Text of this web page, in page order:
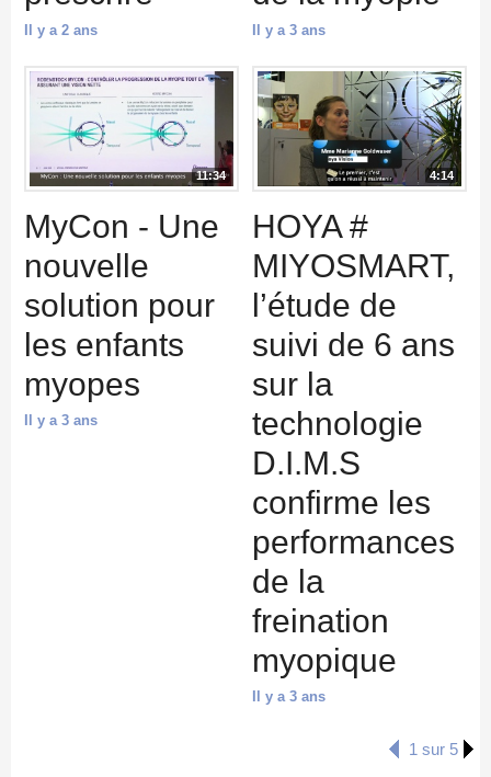
Il y a 2 ans Il y a 3 ans
11:34
MyCon - Une
nouvelle
solution pour
les enfants
myopes
Il y a 3 ans
4:14
HOYA #
MIYOSMART,
l’étude de
suivi de 6 ans
sur la
technologie
D.I.M.S
confirme les
performances
de la
freination
myopique
Il y a 3 ans
1 sur 5